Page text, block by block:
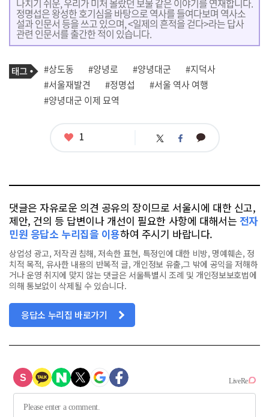
나치기 쉬운, 우리가 미처 몰랐던 보물 같은 이야기를 연재합니다.
정명섭은 왕성한 호기심을 바탕으로 역사를 들여다보며 역사소
설과 인문서 등을 쓰고 있으며, <일제의 흔적을 걷다>라는 답사
관련 인문서를 출간한 적이 있습니다.
기
사
관
련
태
태
그
#상도동 #양녕로 #양녕대군
#지덕사
#서울재발견
#정명섭
#서울 역사 여행
#양녕대군 이제 묘역
좋1 트 페 카
댓글은 자유로운 의견 공유의 장이므로 서울시에 대한 신고,
제안, 건의 등 답변이나 개선이 필요한 사항에 대해서는 전자
민원 응답소 누리집을 이용하여 주시기 바랍니다.
상업성 광고, 저작권 침해, 저속한 표현, 특정인에 대한 비방, 명예훼손, 정
치적 목적, 유사한 내용의 반복적 글, 개인정보 유출,그 밖에 공익을 저해하
거나 운영 취지에 맞지 않는 댓글은 서울특별시 조례 및 개인정보보호법에
의해 통보없이 삭제될 수 있습니다.
응답소 누리집 바로가기